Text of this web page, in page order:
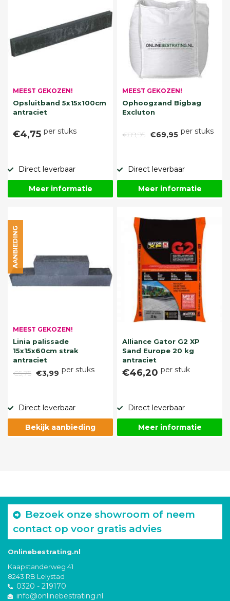
MEEST GEKOZEN!
Opsluitband 5x15x100cm
antraciet
€4,75 per stuks
Direct leverbaar
Meer informatie
MEEST GEKOZEN!
Ophoogzand Bigbag
Excluton
€89,95 €69,95 per stuks
Direct leverbaar
Meer informatie
MEEST GEKOZEN!
Linia palissade
15x15x60cm strak
antraciet
€5,75 €3,99 per stuks
AANBIEDING
Direct leverbaar
Bekijk aanbieding
Alliance Gator G2 XP
Sand Europe 20 kg
antraciet
€46,20 per stuk
Direct leverbaar
Meer informatie
Bezoek onze showroom of neem
contact op voor gratis advies
Onlinebestrating.nl
Kaapstanderweg 41
8243 RB Lelystad
0320 - 219170
info@onlinebestrating.nl